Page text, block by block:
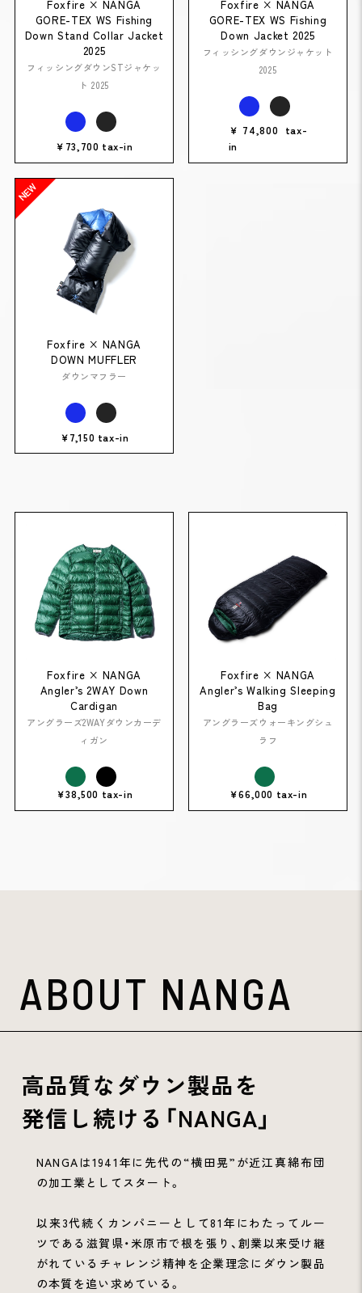
Foxfire × NANGA
GORE-TEX WS Fishing
Down Stand Collar Jacket
2025
フィッシングダウンSTジャケッ
ト 2025
￥73,700 tax-in
Foxfire × NANGA
GORE-TEX WS Fishing
Down Jacket 2025
フィッシングダウンジャケット
2025
￥74,800 tax-
in
Foxfire × NANGA
DOWN MUFFLER
ダウンマフラー
￥7,150 tax-in
Foxfire × NANGA
Angler’s 2WAY Down
Cardigan
アングラーズ2WAYダウンカーデ
ィガン
￥38,500 tax-in
Foxfire × NANGA
Angler’s Walking Sleeping
Bag
アングラーズウォーキングシュ
ラフ
￥66,000 tax-in
ABOUT NANGA
高品質なダウン製品を
発信し続ける「NANGA」
NANGAは1941年に先代の“横田晃”が近江真綿布団
の加工業としてスタート。
以来3代続くカンパニーとして81年にわたってルー
ツである滋賀県・米原市で根を張り、創業以来受け継
がれているチャレンジ精神を企業理念にダウン製品
の本質を追い求めている。